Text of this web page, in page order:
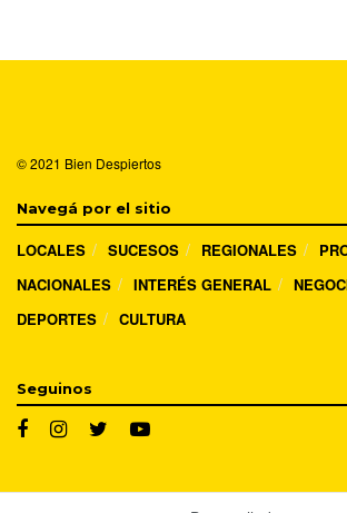
© 2021 Bien Despiertos
Navegá por el sitio
LOCALES SUCESOS REGIONALES
NACIONALES
INTERÉS GENERAL
DEPORTES
CULTURA
Seguinos